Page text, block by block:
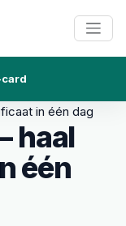
in één dag
haal
één